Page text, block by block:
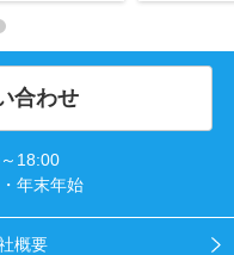
合わせ
18:00
年末年始
概要